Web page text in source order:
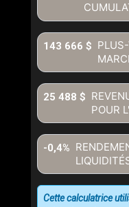
143 666 $
POUR
25 488 $
-0,4%
Cette calculatrice